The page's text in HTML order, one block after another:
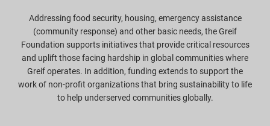
Addressing food security, housing, emergency assistance
(community response) and other basic needs, the Greif
Foundation supports initiatives that provide critical resources
and uplift those facing hardship in global communities where
Greif operates. In addition, funding extends to support the
work of non-profit organizations that bring sustainability to life
to help underserved communities globally.